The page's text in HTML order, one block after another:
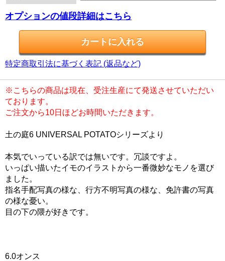
オプションの値段詳細はこちら
特定商取引法に基づく表記 (返品など)
※こちらの商品は現在、受注生産にて発送させていただい
ております。
ご注文から10日ほどお時間いただきます。
土の庭6 UNIVERSAL POTATOシリーズより
本気でいっている訳では無いです。冗談ですよ。
いっぱい描いたイモのイラストから一番微妙なモノを選び
ました。
指名手配写真の様な、行方不明写真の様な、免許書の写真
の様な憂い。
目の下の隈が好きです。
6.0オンス